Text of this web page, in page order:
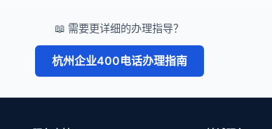
📖 需要更详细的办理指导？
杭州企业400电话办理指南